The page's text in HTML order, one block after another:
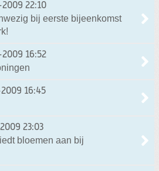
22:10
bij eerste bijeenkomst
16:52
16:45
23:03
bloemen aan bij